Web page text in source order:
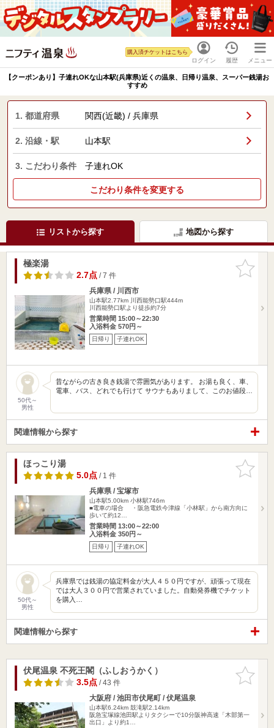
ログイン
購入済チケットはこちら
履歴 メニュー
【クーポンあり】子連れOKな山本駅(兵庫県)近くの温泉、日帰り温泉、スーパー銭湯お
すすめ
1. 都道府県 関西(近畿) / 兵庫県
2. 沿線・駅 山本駅
3. こだわり条件 子連れOK
こだわり条件を変更する
リストから探す 地図から探す
お気に入
りに追加
極楽湯
2.7点/ 7 件
兵庫県 / 川西市
山本駅2.77km
川西能勢口駅444m
川西能勢口駅より徒歩約7分
営業時間 15:00～22:30
入浴料金 570円～
日帰り 子連れOK
50代～
男性
昔ながらの古き良き銭湯で雰囲気があります。 お湯も良く、車、
電車、バス、どれでも行けて サウナもありまして、このお値段…
関連情報から探す
お気に入
りに追加
ほっこり湯
5.0点/ 1 件
兵庫県 / 宝塚市
山本駅5.00km 小林駅746m
■電車の場合 ・阪急電鉄今津線「小林駅」から南方向に
歩いて約12…
営業時間 13:00～22:00
入浴料金 350円～
日帰り 子連れOK
50代～
男性
兵庫県では銭湯の協定料金が大人４５０円ですが、頑張って現在
では大人３００円で営業されていました。自動発券機でチケット
を購入…
関連情報から探す
お気に入
りに追加
伏尾温泉 不死王閣（ふしおうかく）
3.5点/ 43 件
大阪府 / 池田市伏尾町 / 伏尾温泉
山本駅6.24km 鼓滝駅2.14km
阪急宝塚線池田駅よりタクシーで10分阪神高速「木部第一
出口」より約1…